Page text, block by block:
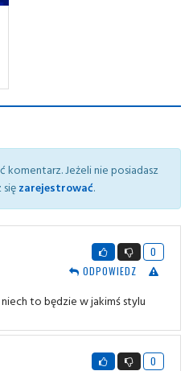
komentarz. Jeżeli nie posiadasz
zarejestrować.
0
ODPOWIEDZ
to będzie w jakimś stylu
0